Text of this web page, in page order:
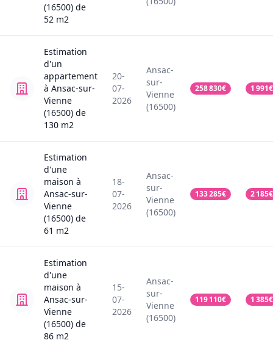
(16500) de
52 m2
Estimation
d'un
appartement
à Ansac-sur-
Vienne
(16500) de
130 m2
20-
07-
2026
Ansac-
sur-
Vienne
(16500)
258 830€ 1 991€
Estimation
d'une
maison à
Ansac-sur-
Vienne
(16500) de
61 m2
18-
07-
2026
Ansac-
sur-
Vienne
(16500)
133 285€ 2 185€
Estimation
d'une
maison à
Ansac-sur-
Vienne
(16500) de
86 m2
15-
07-
2026
Ansac-
sur-
Vienne
(16500)
119 110€ 1 385€